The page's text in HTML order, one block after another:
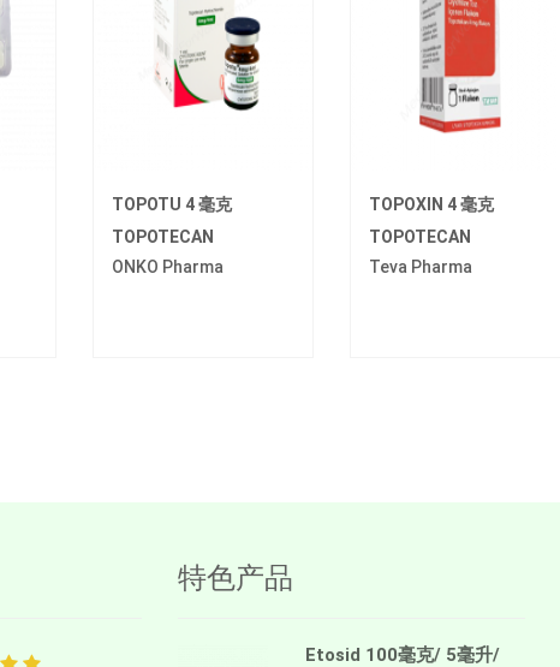
TOPOTU 4 毫克
TOPOTECAN
ONKO Pharma
TOPOXIN 4 毫克
TOPOTECAN
Teva Pharma
特色产品
Etosid 100毫克/ 5毫升/